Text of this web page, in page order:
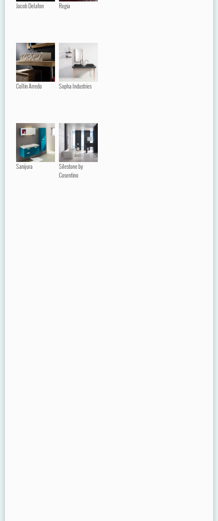
Jacob Delafon Regia
Collin Arredo Sopha Industries
Sanijura
Silestone by
Cosentino